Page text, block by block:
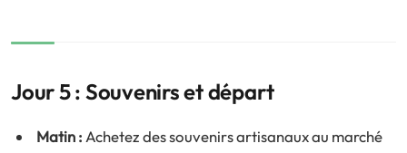
Jour 5 : Souvenirs et départ
Matin : Achetez des souvenirs artisanaux au marché